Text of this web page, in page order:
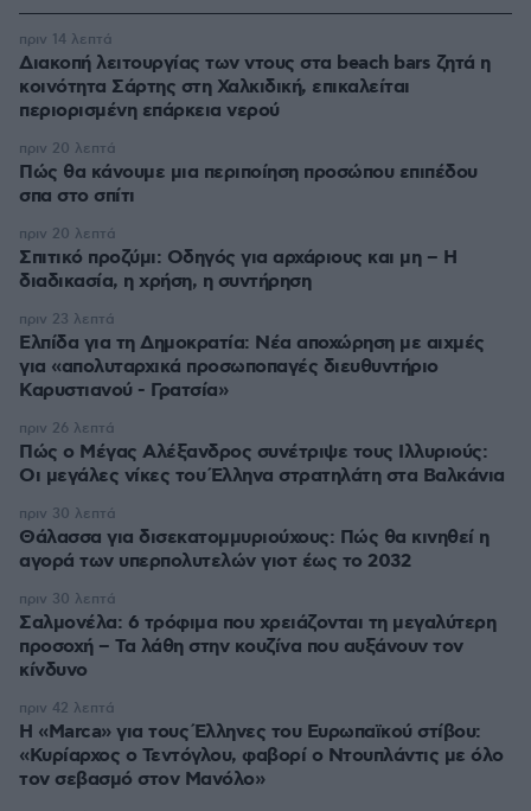
Διακοπή λειτουργίας των ντους στα beach bars ζητά η
κοινότητα Σάρτης στη Χαλκιδική, επικαλείται
περιορισμένη επάρκεια νερού
πριν 14 λεπτά
Πώς θα κάνουμε μια περιποίηση προσώπου επιπέδου
σπα στο σπίτι
πριν 20 λεπτά
Σπιτικό προζύμι: Οδηγός για αρχάριους και μη – Η
διαδικασία, η χρήση, η συντήρηση
πριν 20 λεπτά
Ελπίδα για τη Δημοκρατία: Νέα αποχώρηση με αιχμές
για «απολυταρχικά προσωποπαγές διευθυντήριο
Καρυστιανού - Γρατσία»
πριν 23 λεπτά
Πώς ο Μέγας Αλέξανδρος συνέτριψε τους Ιλλυριούς:
Οι μεγάλες νίκες του Έλληνα στρατηλάτη στα Βαλκάνια
πριν 26 λεπτά
Θάλασσα για δισεκατομμυριούχους: Πώς θα κινηθεί η
αγορά των υπερπολυτελών γιοτ έως το 2032
πριν 30 λεπτά
Σαλμονέλα: 6 τρόφιμα που χρειάζονται τη μεγαλύτερη
προσοχή – Τα λάθη στην κουζίνα που αυξάνουν τον
κίνδυνο
πριν 30 λεπτά
Η «Marca» για τους Έλληνες του Ευρωπαϊκού στίβου:
«Κυρίαρχος ο Τεντόγλου, φαβορί ο Ντουπλάντις με όλο
τον σεβασμό στον Μανόλο»
πριν 42 λεπτά